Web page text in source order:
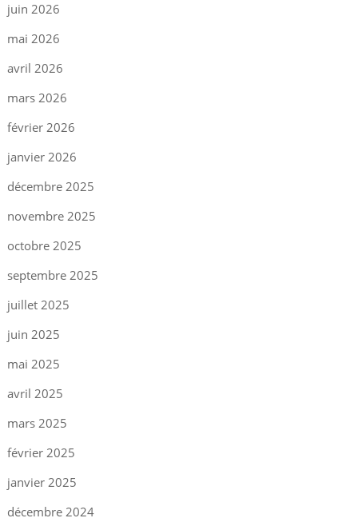
juin 2026
mai 2026
avril 2026
mars 2026
février 2026
janvier 2026
décembre 2025
novembre 2025
octobre 2025
septembre 2025
juillet 2025
juin 2025
mai 2025
avril 2025
mars 2025
février 2025
janvier 2025
décembre 2024